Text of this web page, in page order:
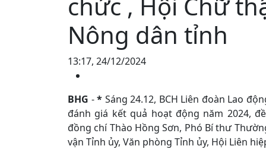
Nông dân tỉnh
13:17, 24/12/2024
BHG -* Sáng 24.12, BCH Liên đoàn Lao
đánh giá kết quả hoạt động năm 2024,
đồng chí Thào Hồng Sơn, Phó Bí thư
vận Tỉnh ủy, Văn phòng Tỉnh ủy, Hội Liên